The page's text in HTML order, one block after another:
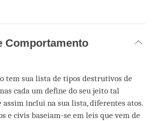
Comportamento
tem sua lista de tipos destrutivos de
cada um define do seu jeito tal
assim inclui na sua lista, diferentes atos.
e civis baseiam-se em leis que vem de